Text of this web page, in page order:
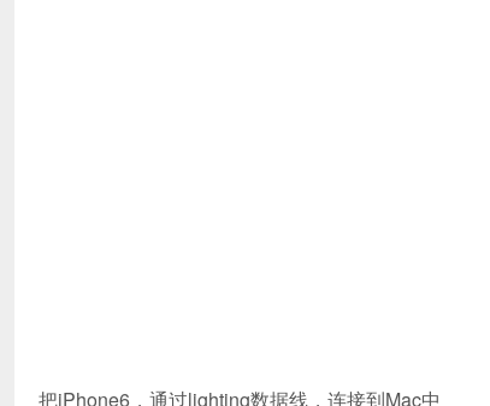
把iPhone6，通过lighting数据线，连接到Mac中